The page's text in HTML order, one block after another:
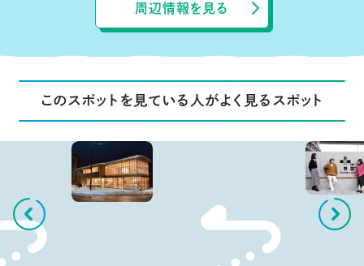
周辺情報を見る
このスポットを見ている人がよく見るスポット